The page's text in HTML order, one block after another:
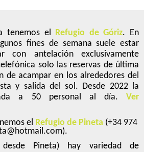
tenemos el Refugio de Góriz. En
fines de semana suele estar
con antelación exclusivamente
solo las reservas de última
de acampar en los alrededores del
y salida del sol. Desde 2022 la
a 50 personal al día. Ver
el Refugio de Pineta (+34 974
Pineta) hay variedad de